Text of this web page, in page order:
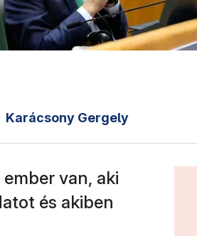
Karácsony Gergely
van, aki
és akiben